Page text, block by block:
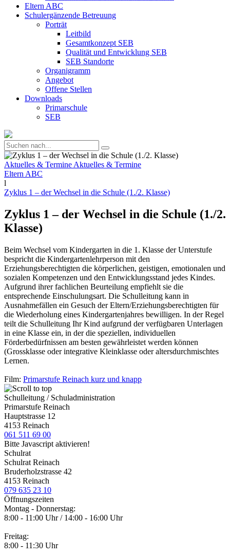
Eltern ABC
Schulergänzende Betreuung
Porträt
Leitbild
Gesamtkonzept SEB
Qualität und Entwicklung SEB
SEB Standorte
Organigramm
Angebot
Offene Stellen
Downloads
Primarschule
SEB
Aktuelles & Termine Aktuelles & Termine
Eltern ABC
l
Zyklus 1 – der Wechsel in die Schule (1./2. Klasse)
Zyklus 1 – der Wechsel in die Schule (1./2.
Klasse)
Beim Wechsel vom Kindergarten in die 1. Klasse der Unterstufe
bespricht die Kindergartenlehrperson mit den
Erziehungsberechtigten die körperlichen, geistigen, emotionalen und
sozialen Kompetenzen und den Entwicklungsstand jedes Kindes.
Aufgrund ihrer fachlichen Beurteilung empfiehlt sie die
entsprechende Einschulungsart. Die Schulleitung kann in
Ausnahmefällen ein Gesuch der Eltern/Erziehungsberechtigten für
die Wiederholung eines Kindergartenjahres bewilligen. In der Regel
teilt die Schulleitung Ihr Kind aufgrund der verfügbaren Unterlagen
in eine Klasse ein, in der die speziellen, individuellen
Förderbedürfnissen am besten gewährleistet werden können
(Grossklasse oder integrative Kleinklasse oder altersdurchmischtes
Lernen.
Film: Primarstufe Reinach kurz und knapp
Schulleitung / Schuladministration
Primarstufe Reinach
Hauptstrasse 12
4153 Reinach
061 511 69 00
Bitte Javascript aktivieren!
Schulrat
Schulrat Reinach
Bruderholzstrasse 42
4153 Reinach
079 635 23 10
Öffnungszeiten
Montag - Donnerstag:
8:00 - 11:00 Uhr / 14:00 - 16:00 Uhr
Freitag:
8:00 - 11:30 Uhr